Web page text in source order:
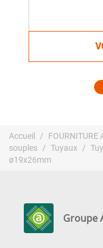
Accueil FOURNITURE
souples
Tuyaux
ø19x26mm
Groupe